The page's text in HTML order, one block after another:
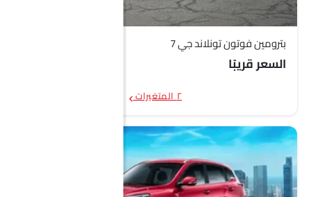
بترومين فوتون تونلاند جي 7
السعر قريبًا
٢ المتغيرات